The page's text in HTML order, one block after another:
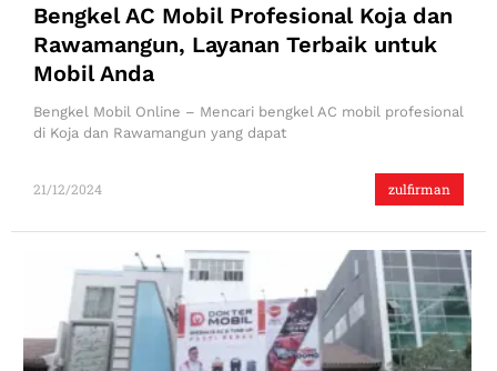
Bengkel AC Mobil Profesional Koja dan
Rawamangun, Layanan Terbaik untuk
Mobil Anda
zulfirman
21/12/2024
Bengkel Mobil Online – Mencari bengkel AC mobil profesional
di Koja dan Rawamangun yang dapat